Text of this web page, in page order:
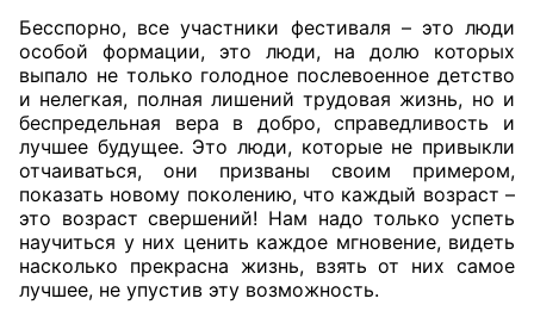
Кодекс этики ОП КО
Положения
Соглашения
Рекомендации
Порядок работы ЦОН
Аппарат ОП КО
Бесспорно, все участники фестиваля – это люди
особой формации, это люди, на долю которых
выпало не только голодное послевоенное детство
и нелегкая, полная лишений трудовая жизнь, но и
беспредельная вера в добро, справедливость и
лучшее будущее. Это люди, которые не привыкли
отчаиваться, они призваны своим примером,
показать новому поколению, что каждый возраст –
это возраст свершений! Нам надо только успеть
научиться у них ценить каждое мгновение, видеть
насколько прекрасна жизнь, взять от них самое
лучшее, не упустив эту возможность.